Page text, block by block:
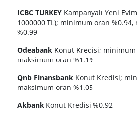
ICBC TURKEY Kampanyalı Yeni
1000000 TL); minimum oran
%0.99
Odeabank Konut Kredisi; minimum
maksimum oran %1.19
Qnb Finansbank Konut Kredisi;
maksimum oran %1.05
Akbank Konut Kredisi %0.92